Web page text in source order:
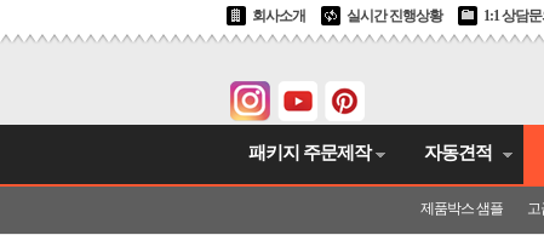
회사소개 실시간 진행상황 1:1 상담문
패키지 주문제작 자동견적
제품박스 샘플 고